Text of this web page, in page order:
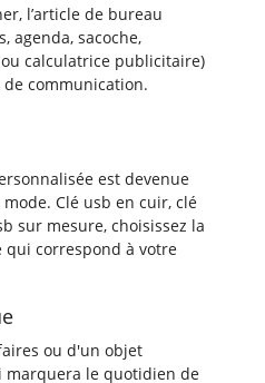
l’article de bureau
agenda, sacoche,
calculatrice publicitaire)
communication.
est devenue
Clé usb en cuir, clé
sur mesure, choisissez la
correspond à votre
ou d'un objet
le quotidien de